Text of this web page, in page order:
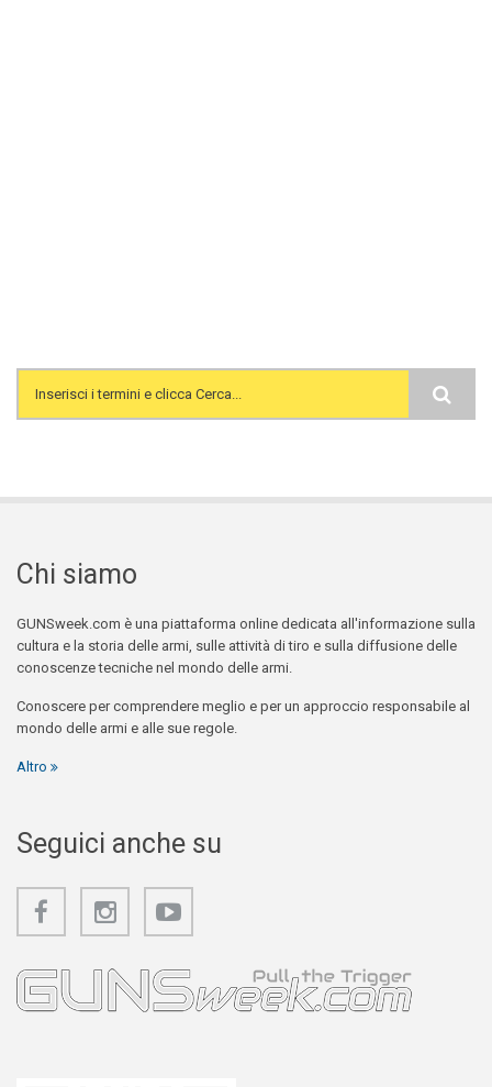
Search form
Chi siamo
GUNSweek.com è una piattaforma online dedicata all'informazione sulla
cultura e la storia delle armi, sulle attività di tiro e sulla diffusione delle
conoscenze tecniche nel mondo delle armi.
Conoscere per comprendere meglio e per un approccio responsabile al
mondo delle armi e alle sue regole.
Altro
Seguici anche su